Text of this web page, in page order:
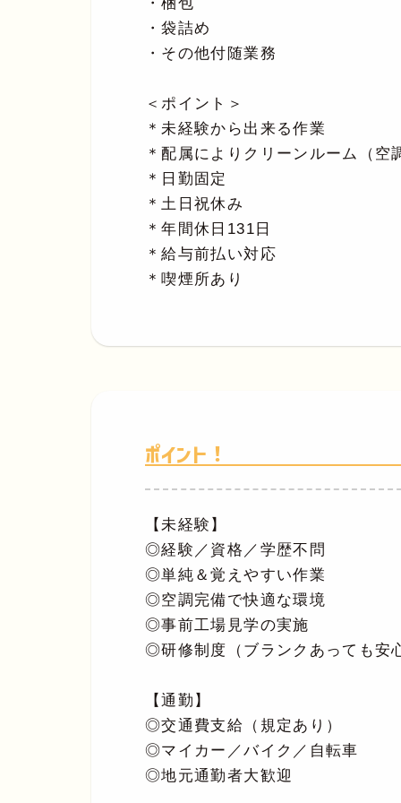
・袋詰め
・その他付随業務
＜ポイント＞
＊未経験から出来る作業
＊配属によりクリーンルーム（空
＊日勤固定
＊土日祝休み
＊年間休日131日
＊給与前払い対応
＊喫煙所あり
ポイント！
【未経験】
◎経験／資格／学歴不問
◎単純＆覚えやすい作業
◎空調完備で快適な環境
◎事前工場見学の実施
◎研修制度（ブランクあっても安
【通勤】
◎交通費支給（規定あり）
◎マイカー／バイク／自転車
◎地元通勤者大歓迎